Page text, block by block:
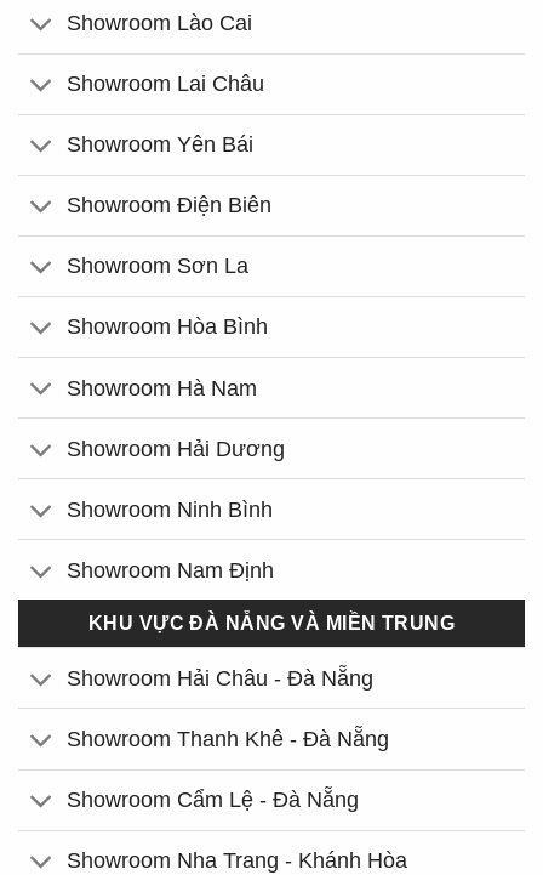
Showroom Lào Cai
Showroom Lai Châu
Showroom Yên Bái
Showroom Điện Biên
Showroom Sơn La
Showroom Hòa Bình
Showroom Hà Nam
Showroom Hải Dương
Showroom Ninh Bình
Showroom Nam Định
KHU VỰC ĐÀ NẴNG VÀ MIỀN TRUNG
Showroom Hải Châu - Đà Nẵng
Showroom Thanh Khê - Đà Nẵng
Showroom Cẩm Lệ - Đà Nẵng
Showroom Nha Trang - Khánh Hòa